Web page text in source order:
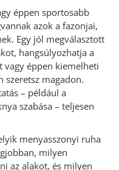
éppen sportosabb
azok a fazonjai,
Egy jól megválasztott
hangsúlyozhatja a
vagy éppen kiemelheti
szeretsz magadon.
– például a
szabása – teljesen
menyasszonyi ruha
milyen
az alakot, és milyen